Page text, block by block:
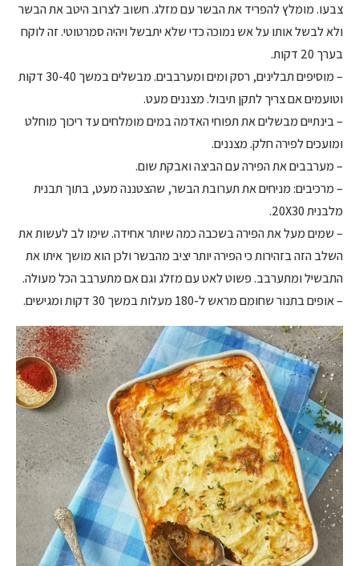
צבעו. מומלץ להפריד את הבשר עם מזלג. חשוב לצרוב היטב את הבשר
ולא לבשל אותו על אש נמוכה כדי שלא יתבשל ויהיה סמרטוטי. זה לוקח
בערך 20 דקות.
– מוסיפים תבלינים, רסק ומים ומערבבים. מבשלים במשך 30-40 דקות
וטועמים אם צריך לתקן תיבול. מצננים מעט.
– בינתיים מבשלים את תפוחי האדמה במים מומלחים עד ריכוך מוחלט
ומועכים לפירה חלק. מצננים.
– מערבבים את הפירה עם הביצה ואבקת שום.
– מרכיבים: מניחים את תערובת הבשר, שהצטננה מעט, בתוך תבנית
מלבנית 20X30.
– שמים מעל את הפירה בשכבה כמה שיותר אחידה. שימו לב לעשות את
השלב הזה בזהירות כי הפירה יותר יציב מהבשר ולכן הוא מושך איתו את
התבשיל ומתערבב. פשוט לאט עם מזלג וגם אם מתערבב הכל מעולה.
– אופים בתנור שחומם מראש ל-180 מעלות במשך 30 דקות ומגישים.